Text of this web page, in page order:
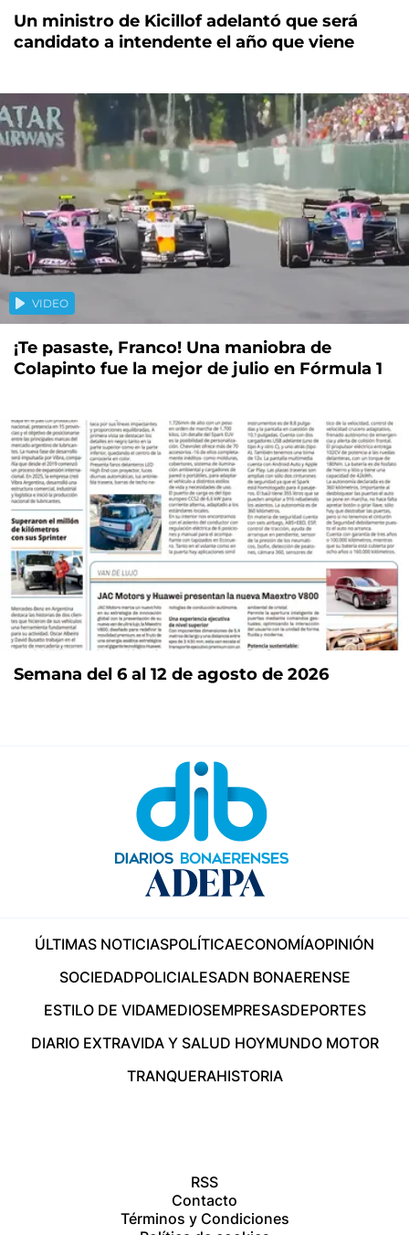
Un ministro de Kicillof adelantó que será
candidato a intendente el año que viene
VIDEO
¡Te pasaste, Franco! Una maniobra de
Colapinto fue la mejor de julio en Fórmula 1
Semana del 6 al 12 de agosto de 2026
ÚLTIMAS NOTICIASPOLÍTICAECONOMÍAOPINIÓN
SOCIEDADPOLICIALESADN BONAERENSE
ESTILO DE VIDAMEDIOSEMPRESASDEPORTES
DIARIO EXTRAVIDA Y SALUD HOYMUNDO MOTOR
TRANQUERAHISTORIA
RSS
Contacto
Términos y Condiciones